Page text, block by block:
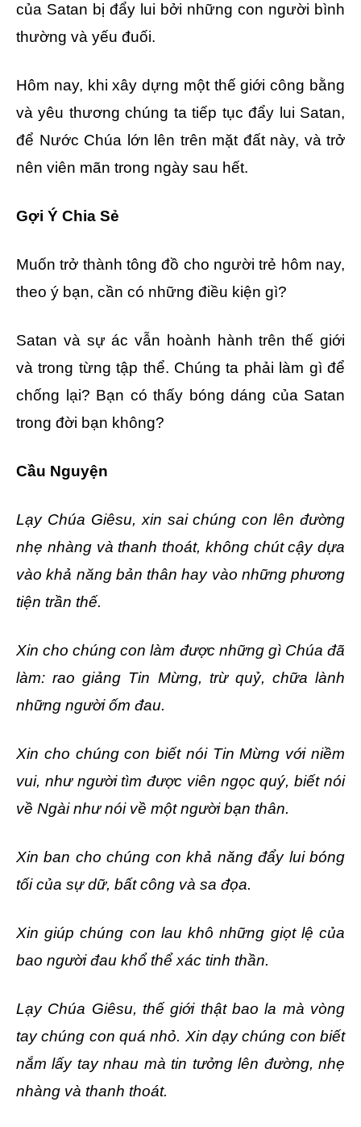
của Satan bị đẩy lui bởi những con người bình
thường và yếu đuối.
Hôm nay, khi xây dựng một thế giới công bằng
và yêu thương chúng ta tiếp tục đẩy lui Satan,
để Nước Chúa lớn lên trên mặt đất này, và trở
nên viên mãn trong ngày sau hết.
Gợi Ý Chia Sẻ
Muốn trở thành tông đồ cho người trẻ hôm nay,
theo ý bạn, cần có những điều kiện gì?
Satan và sự ác vẫn hoành hành trên thế giới
và trong từng tập thể. Chúng ta phải làm gì để
chống lại? Bạn có thấy bóng dáng của Satan
trong đời bạn không?
Cầu Nguyện
Lạy Chúa Giêsu, xin sai chúng con lên đường
nhẹ nhàng và thanh thoát, không chút cậy dựa
vào khả năng bản thân hay vào những phương
tiện trần thế.
Xin cho chúng con làm được những gì Chúa đã
làm: rao giảng Tin Mừng, trừ quỷ, chữa lành
những người ốm đau.
Xin cho chúng con biết nói Tin Mừng với niềm
vui, như người tìm được viên ngọc quý, biết nói
về Ngài như nói về một người bạn thân.
Xin ban cho chúng con khả năng đẩy lui bóng
tối của sự dữ, bất công và sa đọa.
Xin giúp chúng con lau khô những giọt lệ của
bao người đau khổ thể xác tinh thần.
Lạy Chúa Giêsu, thế giới thật bao la mà vòng
tay chúng con quá nhỏ. Xin dạy chúng con biết
nắm lấy tay nhau mà tin tưởng lên đường, nhẹ
nhàng và thanh thoát.